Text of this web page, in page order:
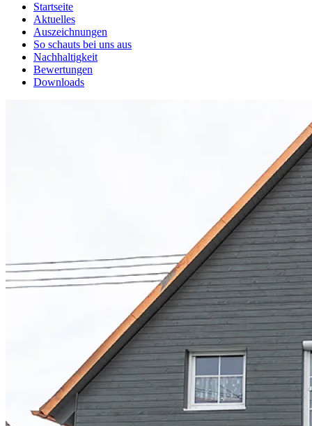
Startseite
Aktuelles
Auszeichnungen
So schauts bei uns aus
Nachhaltigkeit
Bewertungen
Downloads